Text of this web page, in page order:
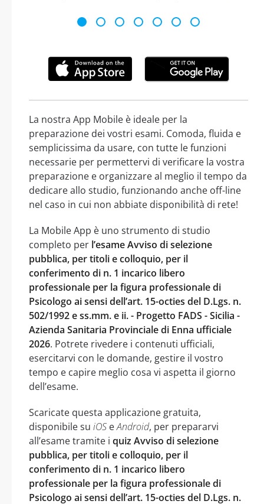
La nostra App Mobile è ideale per la
preparazione dei vostri esami. Comoda, fluida e
semplicissima da usare, con tutte le funzioni
necessarie per permettervi di verificare la vostra
preparazione e organizzare al meglio il tempo da
dedicare allo studio, funzionando anche off-line
nel caso in cui non abbiate disponibilità di rete!
La Mobile App è uno strumento di studio
completo per l’esame Avviso di selezione
pubblica, per titoli e colloquio, per il
conferimento di n. 1 incarico libero
professionale per la figura professionale di
Psicologo ai sensi dell’art. 15-octies del D.Lgs. n.
502/1992 e ss.mm. e ii. - Progetto FADS - Sicilia -
Azienda Sanitaria Provinciale di Enna ufficiale
2026. Potrete rivedere i contenuti ufficiali,
esercitarvi con le domande, gestire il vostro
tempo e capire meglio cosa vi aspetta il giorno
dell’esame.
Scaricate questa applicazione gratuita,
disponibile su iOS eAndroid, per prepararvi
all’esame tramite i quiz Avviso di selezione
pubblica, per titoli e colloquio, per il
conferimento di n. 1 incarico libero
professionale per la figura professionale di
Psicologo ai sensi dell’art. 15-octies del D.Lgs. n.